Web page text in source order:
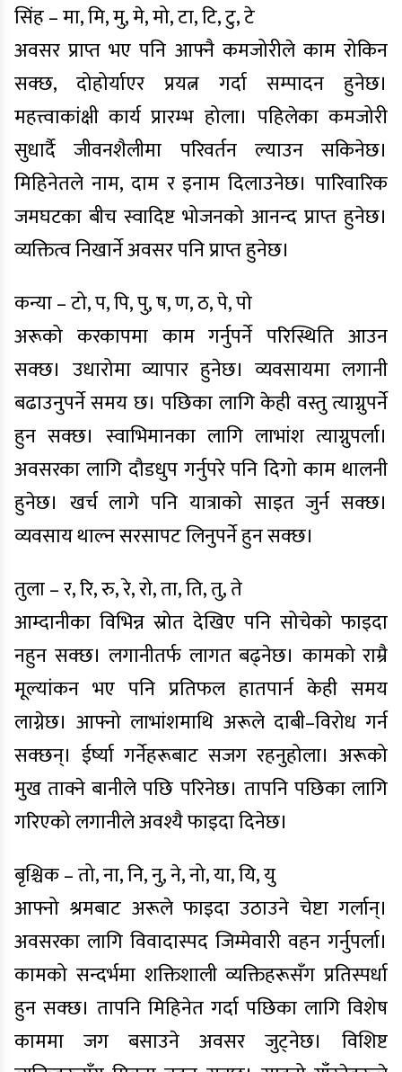
सिंह – मा, मि, मु, मे, मो, टा, टि, टु, टे
अवसर प्राप्त भए पनि आफ्नै कमजोरीले काम रोकिन
सक्छ, दोहोर्याएर प्रयत्न गर्दा सम्पादन हुनेछ।
महत्त्वाकांक्षी कार्य प्रारम्भ होला। पहिलेका कमजोरी
सुधार्दै जीवनशैलीमा परिवर्तन ल्याउन सकिनेछ।
मिहिनेतले नाम, दाम र इनाम दिलाउनेछ। पारिवारिक
जमघटका बीच स्वादिष्ट भोजनको आनन्द प्राप्त हुनेछ।
व्यक्तित्व निखार्ने अवसर पनि प्राप्त हुनेछ।
कन्या – टो, प, पि, पु, ष, ण, ठ, पे, पो
अरूको करकापमा काम गर्नुपर्ने परिस्थिति आउन
सक्छ। उधारोमा व्यापार हुनेछ। व्यवसायमा लगानी
बढाउनुपर्ने समय छ। पछिका लागि केही वस्तु त्याग्नुपर्ने
हुन सक्छ। स्वाभिमानका लागि लाभांश त्याग्नुपर्ला।
अवसरका लागि दौडधुप गर्नुपरे पनि दिगो काम थालनी
हुनेछ। खर्च लागे पनि यात्राको साइत जुर्न सक्छ।
व्यवसाय थाल्न सरसापट लिनुपर्ने हुन सक्छ।
तुला – र, रि, रु, रे, रो, ता, ति, तु, ते
आम्दानीका विभिन्न स्रोत देखिए पनि सोचेको फाइदा
नहुन सक्छ। लगानीतर्फ लागत बढ्नेछ। कामको राम्रै
मूल्यांकन भए पनि प्रतिफल हातपार्न केही समय
लाग्नेछ। आफ्नो लाभांशमाथि अरूले दाबी–विरोध गर्न
सक्छन्। ईर्ष्या गर्नेहरूबाट सजग रहनुहोला। अरूको
मुख ताक्ने बानीले पछि परिनेछ। तापनि पछिका लागि
गरिएको लगानीले अवश्यै फाइदा दिनेछ।
बृश्चिक – तो, ना, नि, नु, ने, नो, या, यि, यु
आफ्नो श्रमबाट अरूले फाइदा उठाउने चेष्टा गर्लान्।
अवसरका लागि विवादास्पद जिम्मेवारी वहन गर्नुपर्ला।
कामको सन्दर्भमा शक्तिशाली व्यक्तिहरूसँग प्रतिस्पर्धा
हुन सक्छ। तापनि मिहिनेत गर्दा पछिका लागि विशेष
काममा जग बसाउने अवसर जुट्नेछ। विशिष्ट